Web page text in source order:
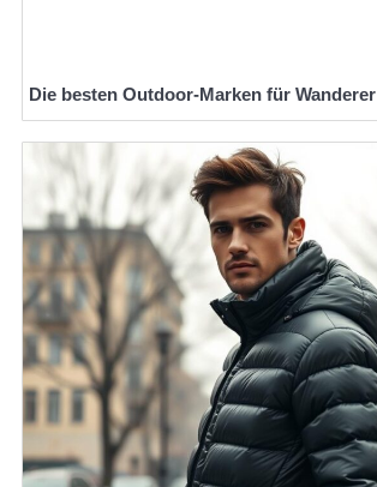
Die besten Outdoor-Marken für Wanderer